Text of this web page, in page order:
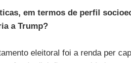
em termos de perfil
a Trump?
eleitoral foi a renda per